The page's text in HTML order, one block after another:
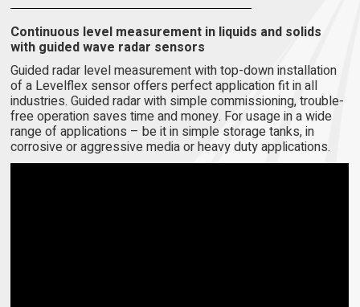
Continuous level measurement in liquids and solids
with guided wave radar sensors
Guided radar level measurement with top-down installation
of a Levelflex sensor offers perfect application fit in all
industries. Guided radar with simple commissioning, trouble-
free operation saves time and money. For usage in a wide
range of applications – be it in simple storage tanks, in
corrosive or aggressive media or heavy duty applications.